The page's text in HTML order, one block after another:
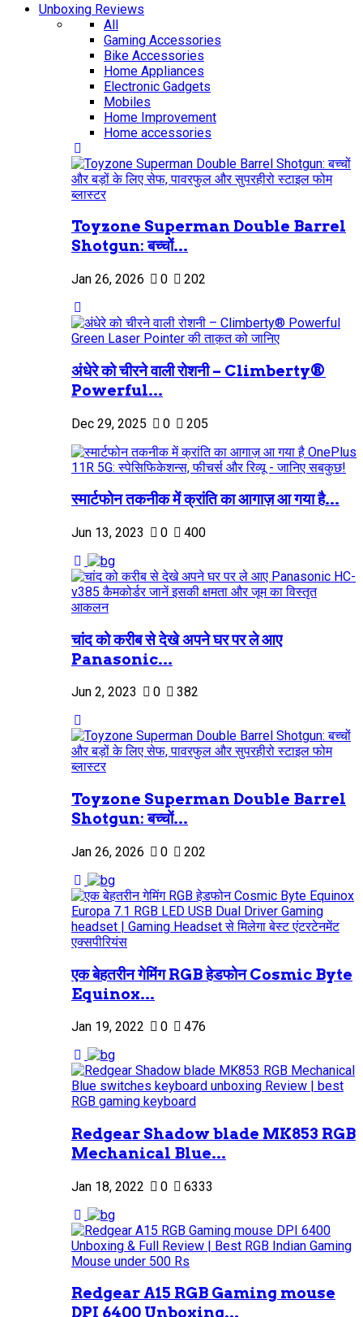
Unboxing Reviews
All
Gaming Accessories
Bike Accessories
Home Appliances
Electronic Gadgets
Mobiles
Home Improvement
Home accessories
Toyzone Superman Double Barrel
Shotgun: बच्चों...
Jan 26, 2026 0 202
अंधेरे को चीरने वाली रोशनी – Climberty®
Powerful...
Dec 29, 2025 0 205
स्मार्टफोन तकनीक में क्रांति का आगाज़ आ गया है...
Jun 13, 2023 0 400
चांद को करीब से देखे अपने घर पर ले आए
Panasonic...
Jun 2, 2023 0 382
Toyzone Superman Double Barrel
Shotgun: बच्चों...
Jan 26, 2026 0 202
एक बेहतरीन गेमिंग RGB हेडफोन Cosmic Byte
Equinox...
Jan 19, 2022 0 476
Redgear Shadow blade MK853 RGB
Mechanical Blue...
Jan 18, 2022 0 6333
Redgear A15 RGB Gaming mouse
DPI 6400 Unboxing...